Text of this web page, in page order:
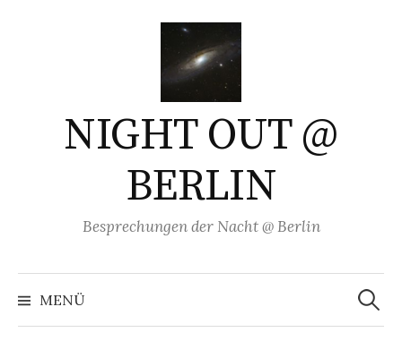
NIGHT OUT @
BERLIN
Besprechungen der Nacht @ Berlin
MENÜ
Suchen
nach: